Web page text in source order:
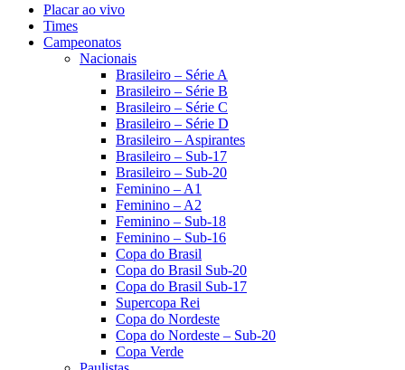
Placar ao vivo
Times
Campeonatos
Nacionais
Brasileiro – Série A
Brasileiro – Série B
Brasileiro – Série C
Brasileiro – Série D
Brasileiro – Aspirantes
Brasileiro – Sub-17
Brasileiro – Sub-20
Feminino – A1
Feminino – A2
Feminino – Sub-18
Feminino – Sub-16
Copa do Brasil
Copa do Brasil Sub-20
Copa do Brasil Sub-17
Supercopa Rei
Copa do Nordeste
Copa do Nordeste – Sub-20
Copa Verde